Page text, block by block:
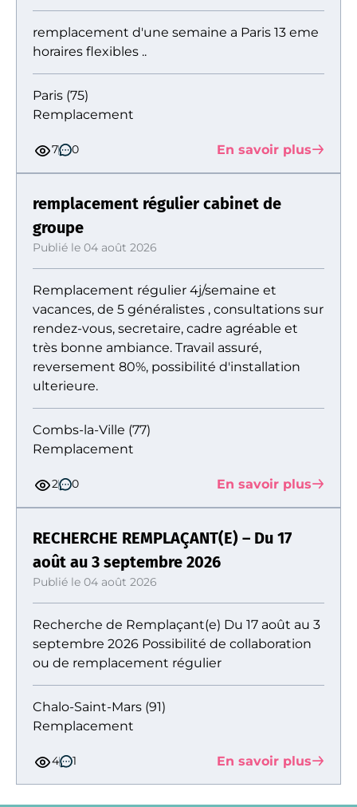
remplacement d'une semaine a Paris 13 eme
horaires flexibles ..
Paris (75)
Remplacement
7 0 En savoir plus
remplacement régulier cabinet de
groupe
Publié le 04 août 2026
Remplacement régulier 4j/semaine et
vacances, de 5 généralistes , consultations sur
rendez-vous, secretaire, cadre agréable et
très bonne ambiance. Travail assuré,
reversement 80%, possibilité d'installation
ulterieure.
Combs-la-Ville (77)
Remplacement
2 0 En savoir plus
RECHERCHE REMPLAÇANT(E) – Du 17
août au 3 septembre 2026
Publié le 04 août 2026
Recherche de Remplaçant(e) Du 17 août au 3
septembre 2026 Possibilité de collaboration
ou de remplacement régulier
Chalo-Saint-Mars (91)
Remplacement
4 1 En savoir plus